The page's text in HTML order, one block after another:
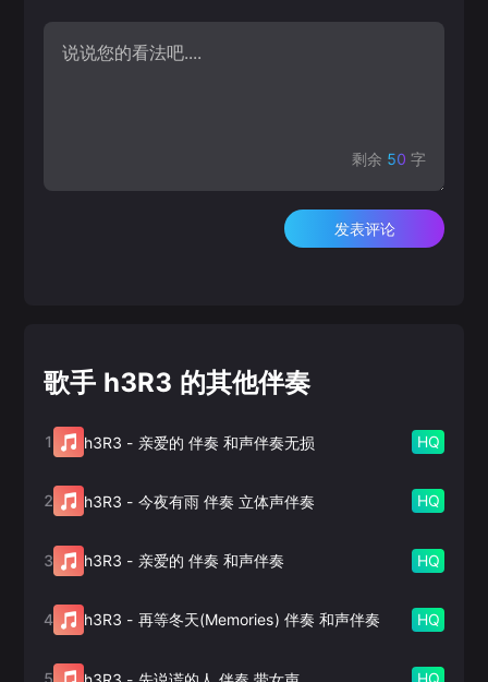
剩余 50 字
发表评论
歌手 h3R3 的其他伴奏
1 h3R3 - 亲爱的 伴奏 和声伴奏无损 HQ
2 h3R3 - 今夜有雨 伴奏 立体声伴奏 HQ
3 h3R3 - 亲爱的 伴奏 和声伴奏 HQ
4 h3R3 - 再等冬天(Memories) 伴奏 和声伴奏 HQ
5 HQ